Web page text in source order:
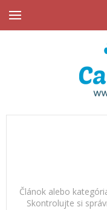
Článok alebo
Skontrolujte si